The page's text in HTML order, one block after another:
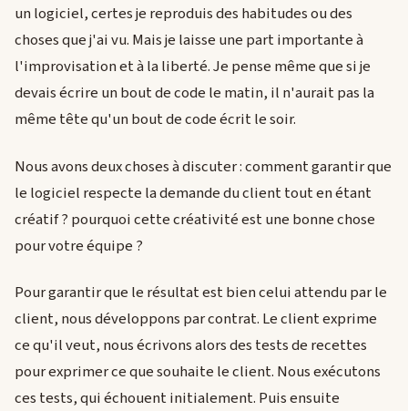
un logiciel, certes je reproduis des habitudes ou des
choses que j'ai vu. Mais je laisse une part importante à
l'improvisation et à la liberté. Je pense même que si je
devais écrire un bout de code le matin, il n'aurait pas la
même tête qu'un bout de code écrit le soir.
Nous avons deux choses à discuter : comment garantir que
le logiciel respecte la demande du client tout en étant
créatif ? pourquoi cette créativité est une bonne chose
pour votre équipe ?
Pour garantir que le résultat est bien celui attendu par le
client, nous développons par contrat. Le client exprime
ce qu'il veut, nous écrivons alors des tests de recettes
pour exprimer ce que souhaite le client. Nous exécutons
ces tests, qui échouent initialement. Puis ensuite